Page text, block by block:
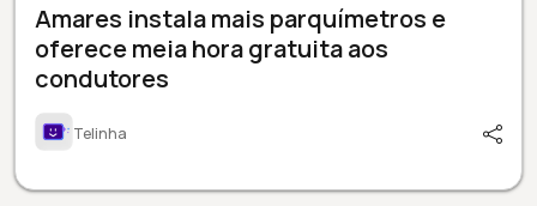
Amares instala mais parquímetros e
oferece meia hora gratuita aos
condutores
Telinha